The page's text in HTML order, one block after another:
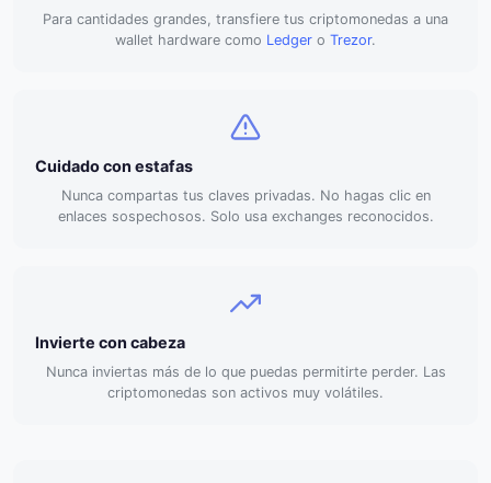
Para cantidades grandes, transfiere tus criptomonedas a una
wallet hardware como Ledger o Trezor.
Cuidado con estafas
Nunca compartas tus claves privadas. No hagas clic en
enlaces sospechosos. Solo usa exchanges reconocidos.
Invierte con cabeza
Nunca inviertas más de lo que puedas permitirte perder. Las
criptomonedas son activos muy volátiles.